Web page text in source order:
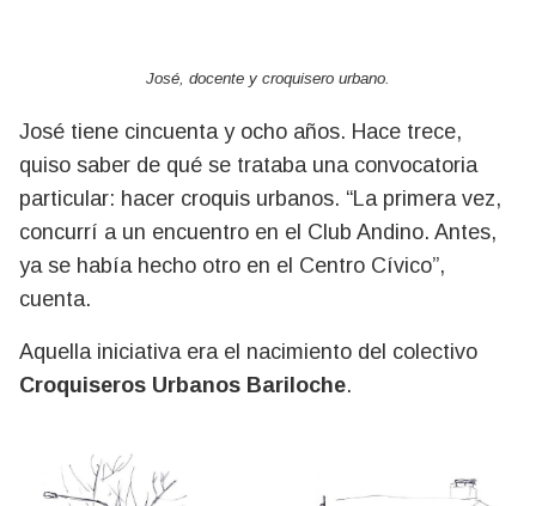
José, docente y croquisero urbano.
José tiene cincuenta y ocho años. Hace trece,
quiso saber de qué se trataba una convocatoria
particular: hacer croquis urbanos. “La primera vez,
concurrí a un encuentro en el Club Andino. Antes,
ya se había hecho otro en el Centro Cívico”,
cuenta.
Aquella iniciativa era el nacimiento del colectivo
Croquiseros Urbanos Bariloche.